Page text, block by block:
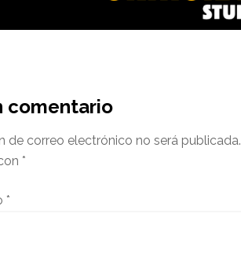
comentario
de correo electrónico no será publicada.
*
*